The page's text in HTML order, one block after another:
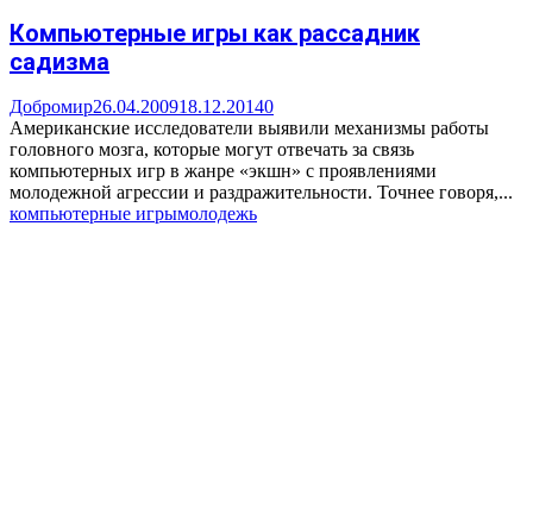
Компьютерные игры как рассадник
садизма
Добромир26.04.200918.12.20140
Американские исследователи выявили механизмы работы
головного мозга, которые могут отвечать за связь
компьютерных игр в жанре «экшн» с проявлениями
молодежной агрессии и раздражительности. Точнее говоря,...
компьютерные игрымолодежь